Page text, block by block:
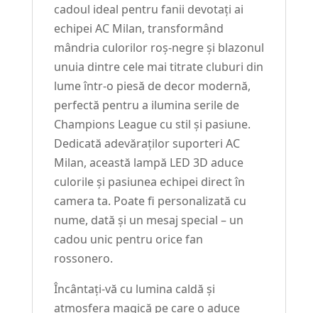
cadoul ideal pentru fanii devotați ai
echipei AC Milan, transformând
mândria culorilor roș-negre și blazonul
unuia dintre cele mai titrate cluburi din
lume într-o piesă de decor modernă,
perfectă pentru a ilumina serile de
Champions League cu stil și pasiune.
Dedicată adevăraților suporteri AC
Milan, această lampă LED 3D aduce
culorile și pasiunea echipei direct în
camera ta. Poate fi personalizată cu
nume, dată și un mesaj special – un
cadou unic pentru orice fan
rossonero.
Încântați-vă cu lumina caldă și
atmosfera magică pe care o aduce